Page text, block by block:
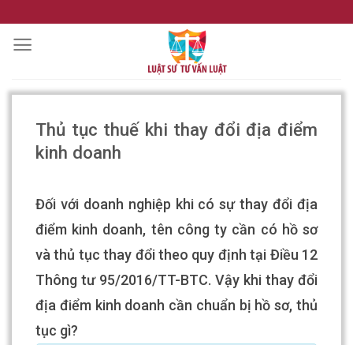
to
content
Thủ tục thuế khi thay đổi địa điểm
kinh doanh
Đối với doanh nghiệp khi có sự thay đổi địa
điểm kinh doanh, tên công ty cần có hồ sơ
và thủ tục thay đổi theo quy định tại Điều 12
Thông tư 95/2016/TT-BTC. Vậy khi thay đổi
địa điểm kinh doanh cần chuẩn bị hồ sơ, thủ
tục gì?